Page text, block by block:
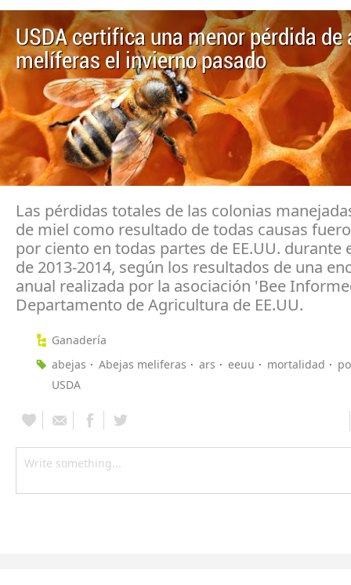
USDA certifica una menor pérdida de
melíferas el invierno pasado
Las pérdidas totales de las colonias
de miel como resultado de todas causas
por ciento en todas partes de EE.UU. durante
de 2013-2014, según los resultados de una
anual realizada por la asociación 'Bee
Departamento de Agricultura de EE.UU.
Ganadería
abejas
Abejas meliferas ars eeuu mortalidad
USDA